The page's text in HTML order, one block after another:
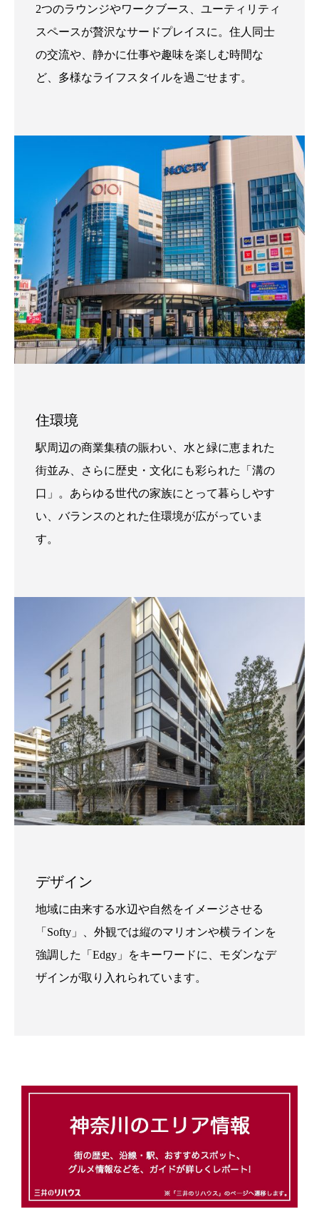
2つのラウンジやワークブース、ユーティリティ
スペースが贅沢なサードプレイスに。住人同士
の交流や、静かに仕事や趣味を楽しむ時間な
ど、多様なライフスタイルを過ごせます。
住環境
駅周辺の商業集積の賑わい、水と緑に恵まれた
街並み、さらに歴史・文化にも彩られた「溝の
口」。あらゆる世代の家族にとって暮らしやす
い、バランスのとれた住環境が広がっていま
す。
デザイン
地域に由来する水辺や自然をイメージさせる
「Softy」、外観では縦のマリオンや横ラインを
強調した「Edgy」をキーワードに、モダンなデ
ザインが取り入れられています。